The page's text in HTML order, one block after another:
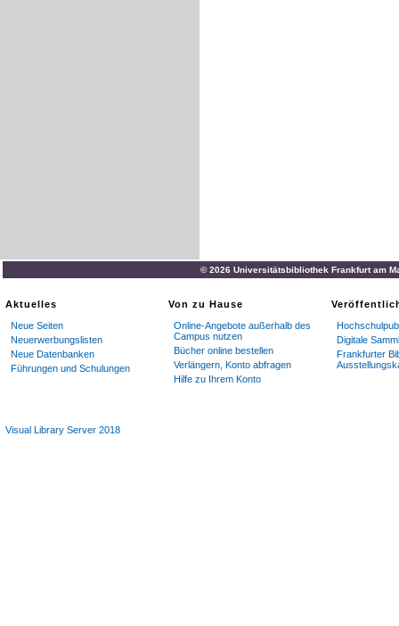
© 2026 Universitätsbibliothek Frankfurt am
Aktuelles
Neue Seiten
Neuerwerbungslisten
Neue Datenbanken
Führungen und Schulungen
Von zu Hause
Online-Angebote außerhalb des
Campus nutzen
Bücher online bestellen
Verlängern, Konto abfragen
Hilfe zu Ihrem Konto
Digitale
Frankfurter
Visual Library Server 2018